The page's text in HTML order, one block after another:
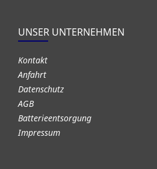
UNSER UNTERNEHMEN
Kontakt
Anfahrt
Datenschutz
AGB
Batterieentsorgung
Impressum